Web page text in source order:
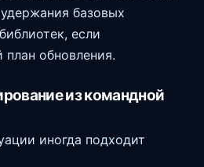
базовых
если
план обновления.
из командной
иногда подходит